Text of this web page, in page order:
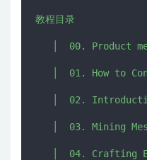
教程目录
│  00. Product
│  01. How to
│  02.
│  03. Mining
│  04. Crafting